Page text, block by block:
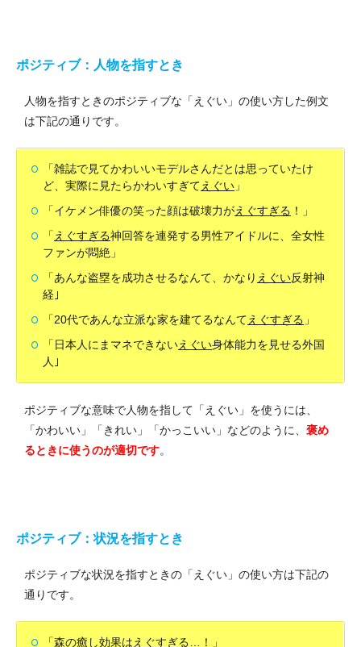
ポジティブ：人物を指すとき
人物を指すときのポジティブな「えぐい」の使い方した例文
は下記の通りです。
「雑誌で見てかわいいモデルさんだとは思っていたけ
ど、実際に見たらかわいすぎてえぐい 」
「イケメン俳優の笑った顔は破壊力がえぐすぎる ！」
「 えぐすぎる神回答を連発する男性アイドルに、全女性
ファンが悶絶」
「あんな盗塁を成功させるなんて、かなり えぐい反射神
経｣
「20代であんな立派な家を建てるなんてえぐすぎる 」
「日本人にまマネできないえぐい身体能力を見せる外国
人｣
ポジティブな意味で人物を指して「えぐい」を使うには、
「かわいい」「きれい」「かっこいい」などのように、 褒め
るときに使うのが適切です。
ポジティブ：状況を指すとき
ポジティブな状況を指すときの「えぐい」の使い方は下記の
通りです。
「森の癒し効果はえぐすぎる …！」